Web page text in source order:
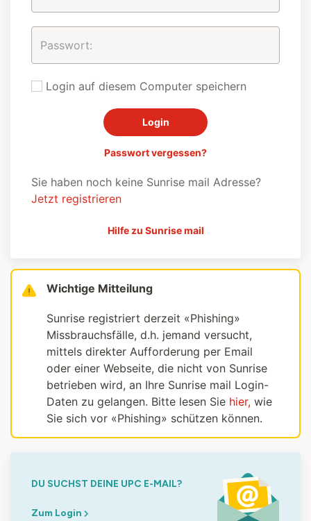
Login auf diesem Computer speichern
Passwort vergessen?
Sie haben noch keine Sunrise mail Adresse?
Jetzt registrieren
Hilfe zu Sunrise mail
Wichtige Mitteilung
Sunrise registriert derzeit «Phishing»
Missbrauchsfälle, d.h. jemand versucht,
mittels direkter Aufforderung per Email
oder einer Webseite, die nicht von Sunrise
betrieben wird, an Ihre Sunrise mail Login-
Daten zu gelangen. Bitte lesen Sie hier, wie
Sie sich vor «Phishing» schützen können.
DU SUCHST DEINE UPC E-MAIL?
Zum Login